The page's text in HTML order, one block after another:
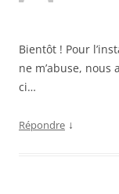
Bientôt ! Pour
ne m’abuse, nous
ci…
Répondre ↓